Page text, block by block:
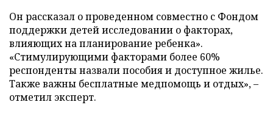
Он рассказал о проведенном совместно с Фондом
поддержки детей исследовании о факторах,
влияющих на планирование ребенка».
«Стимулирующими факторами более 60%
респонденты назвали пособия и доступное жилье.
Также важны бесплатные медпомощь и отдых», –
отметил эксперт.